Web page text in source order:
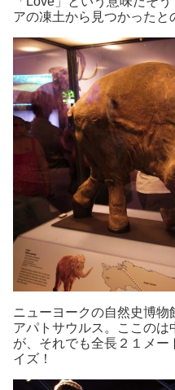
アの凍土から見つかったと
ニューヨークの自然史博物
アパトサウルス。ここの
が、それでも全長２１メ
イズ！